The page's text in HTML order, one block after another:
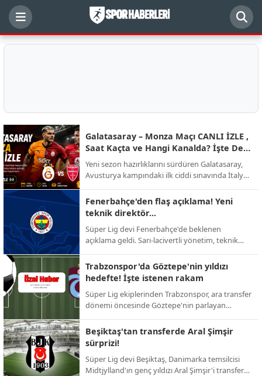
Galatasaray – Monza Maçı CANLI İZLE ,
Saat Kaçta ve Hangi Kanalda? İşte Dev
Randevunun Detayları
Yeni sezon hazırlıklarını sürdüren Galatasaray,
Avusturya kampındaki ilk ciddi sınavında İtalyan
Futbolseverlerin merakla beklediği kritik hazırlık
mücadelesinin yayın kanalı, başlama saati ve
muhtemel kadro detayları netleşti.
Fenerbahçe'den flaş açıklama! Yeni
teknik direktör...
Süper Lig devi Fenerbahçe'de beklenen
açıklama geldi. Sarı-lacivertli yönetim, teknik
ardından resmi duyuruyu yaptı. Taraftarların
günlerdir merakla beklediği isim netleşti.
Trabzonspor'da Göztepe'nin yıldızı
hedefte! İşte istenen rakam
Süper Lig ekiplerinden Trabzonspor, ara transfer
dönemi öncesinde Göztepe'nin parlayan
Bordo-mavili yönetimin, iddialı bir kadro kurma
hedefi doğrultusunda girişimlerini hızlandırdığı
öğrenildi.
Beşiktaş'tan transferde Aral Şimşir
sürprizi!
Süper Lig devi Beşiktaş, Danimarka temsilcisi
Midtjylland'ın genç yıldızı Aral Şimşir'i transfer